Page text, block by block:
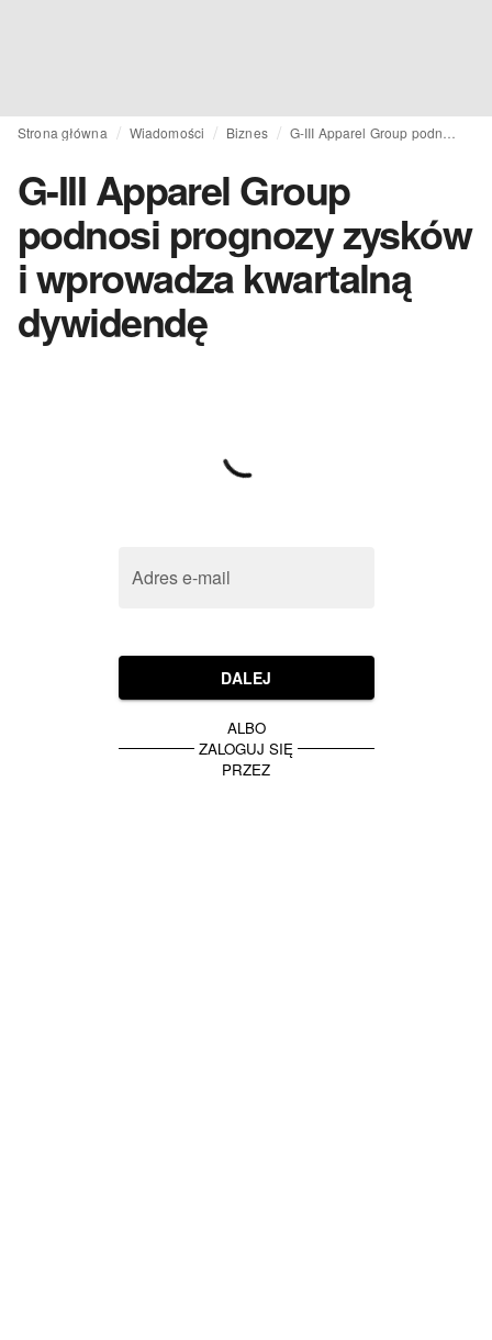
Strona główna Wiadomości Biznes
G-III Apparel Group
podnosi prognozy zysków
i wprowadza kwartalną
dywidendę
Adres e-mail
DALEJ
ALBO
ZALOGUJ SIĘ
PRZEZ